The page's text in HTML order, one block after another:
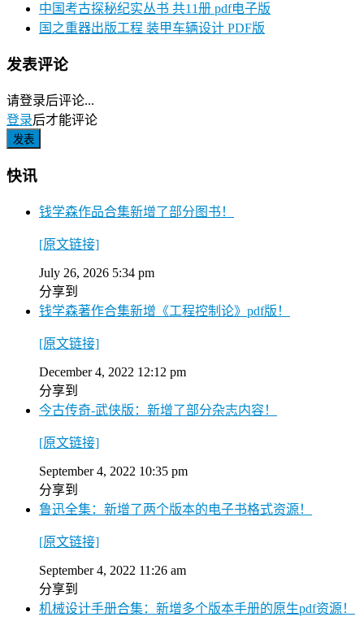
中国考古探秘纪实丛书 共11册 pdf电子版
国之重器出版工程 装甲车辆设计 PDF版
发表评论
请登录后评论...
登录后才能评论
快讯
钱学森作品合集新增了部分图书！
[原文链接]
July 26, 2026 5:34 pm
分享到
钱学森著作合集新增《工程控制论》pdf版！
[原文链接]
December 4, 2022 12:12 pm
分享到
今古传奇-武侠版：新增了部分杂志内容！
[原文链接]
September 4, 2022 10:35 pm
分享到
鲁迅全集：新增了两个版本的电子书格式资源！
[原文链接]
September 4, 2022 11:26 am
分享到
机械设计手册合集：新增多个版本手册的原生pdf资源！